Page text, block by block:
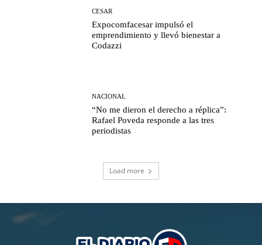
CESAR
Expocomfacesar impulsó el
emprendimiento y llevó bienestar a
Codazzi
NACIONAL
“No me dieron el derecho a réplica”:
Rafael Poveda responde a las tres
periodistas
Load more